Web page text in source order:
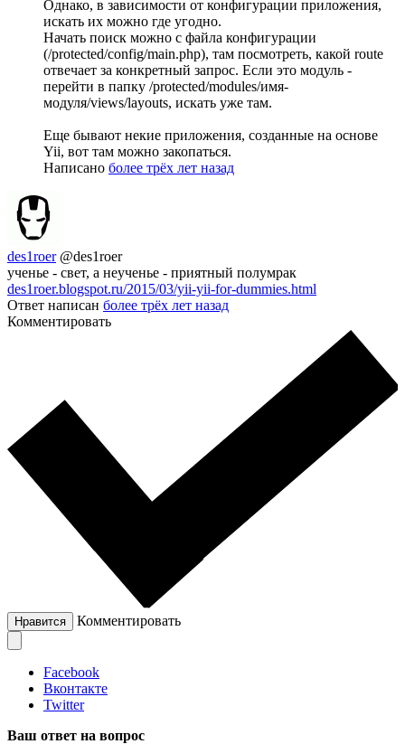
Однако, в зависимости от конфигурации приложения,
искать их можно где угодно.
Начать поиск можно с файла конфигурации
(/protected/config/main.php), там посмотреть, какой route
отвечает за конкретный запрос. Если это модуль -
перейти в папку /protected/modules/имя-
модуля/views/layouts, искать уже там.
Еще бывают некие приложения, созданные на основе
Yii, вот там можно закопаться.
Написано более трёх лет назад
des1roer @des1roer
ученье - свет, а неученье - приятный полумрак
des1roer.blogspot.ru/2015/03/yii-yii-for-dummies.html
Ответ написан более трёх лет назад
Комментировать
Нравится Комментировать
Facebook
Вконтакте
Twitter
Ваш ответ на вопрос